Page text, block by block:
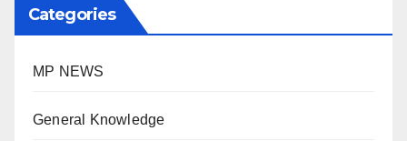
Categories
MP NEWS
General Knowledge